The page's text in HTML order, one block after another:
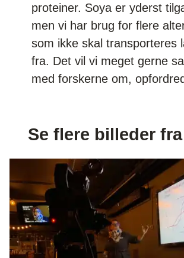
proteiner. Soya er yderst
men vi har brug for flere
som ikke skal transporteres
fra. Det vil vi meget gerne
med forskerne om,
Se flere billeder